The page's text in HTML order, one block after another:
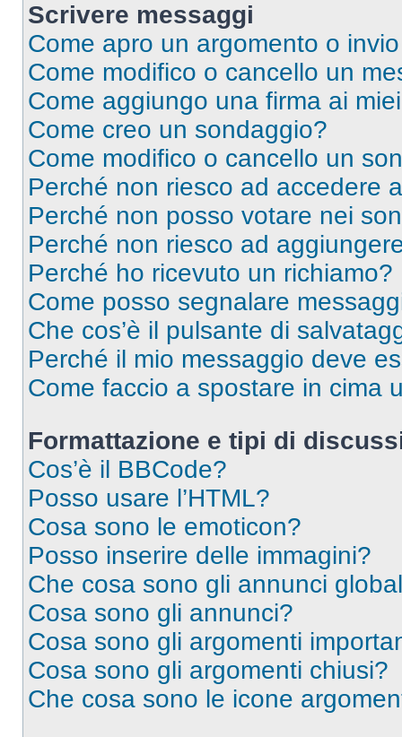
Scrivere messaggi
Come apro un argomento o
Come modifico o cancello un
Come aggiungo una firma ai
Come creo un sondaggio?
Come modifico o cancello un
Perché non riesco ad accedere
Perché non posso votare nei
Perché non riesco ad
Perché ho ricevuto un richiamo?
Come posso segnalare
Che cos’è il pulsante di
Perché il mio messaggio deve
Come faccio a spostare in cima
Formattazione e tipi di
Cos’è il BBCode?
Posso usare l’HTML?
Cosa sono le emoticon?
Posso inserire delle immagini?
Che cosa sono gli annunci
Cosa sono gli annunci?
Cosa sono gli argomenti
Cosa sono gli argomenti chiusi?
Che cosa sono le icone